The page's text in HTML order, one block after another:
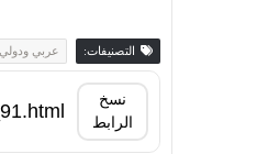
التصنيفات: عربي ودولي
نسخ
الرابط